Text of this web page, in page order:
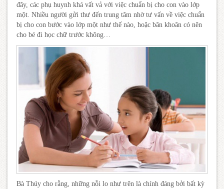
đây, các phụ huynh khá vất vả với việc chuẩn bị cho con vào lớp
một. Nhiều người gửi thư đến trung tâm nhờ tư vấn về việc chuẩn
bị cho con bước vào lớp một như thế nào, hoặc băn khoăn có nên
cho bé đi học chữ trước không…
Bà Thúy cho rằng, những nỗi lo như trên là chính đáng bởi bất kỳ